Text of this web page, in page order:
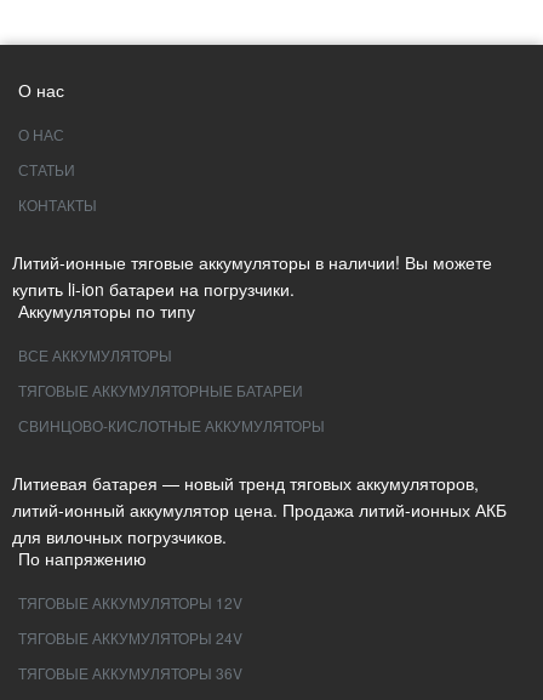
О нас
О НАС
СТАТЬИ
КОНТАКТЫ
Литий-ионные тяговые аккумуляторы в наличии! Вы можете
купить li-ion батареи на погрузчики.
Аккумуляторы по типу
ВСЕ АККУМУЛЯТОРЫ
ТЯГОВЫЕ АККУМУЛЯТОРНЫЕ БАТАРЕИ
СВИНЦОВО-КИСЛОТНЫЕ АККУМУЛЯТОРЫ
Литиевая батарея — новый тренд тяговых аккумуляторов,
литий-ионный аккумулятор цена. Продажа литий-ионных АКБ
для вилочных погрузчиков.
По напряжению
ТЯГОВЫЕ АККУМУЛЯТОРЫ 12V
ТЯГОВЫЕ АККУМУЛЯТОРЫ 24V
ТЯГОВЫЕ АККУМУЛЯТОРЫ 36V